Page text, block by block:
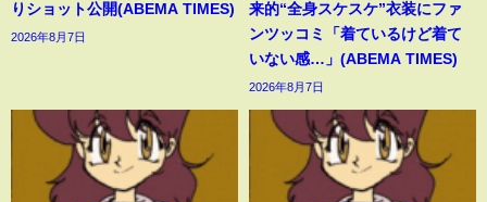
りショット公開(ABEMA TIMES)
2026年8月7日
来的“全身スケスケ”衣装にファ
ンツッコミ「着ているけど着て
いない感…」(ABEMA TIMES)
2026年8月7日